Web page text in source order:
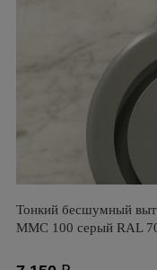
Тонкий бесшумный
ММC 100 серый RAL